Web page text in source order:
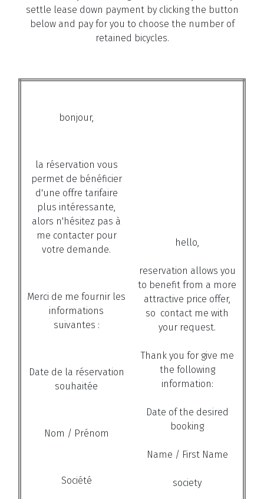
settle lease down payment by clicking the button
below and pay for you to choose the number of
retained bicycles.
bonjour,
la réservation vous
permet de bénéficier
d'une offre tarifaire
plus intéressante,
alors n'hésitez pas à
me contacter pour
votre demande.
Merci de me fournir les
informations
suivantes :
Date de la réservation
souhaitée
Nom / Prénom
Société
hello,
reservation allows you
to benefit from a more
attractive price offer,
so contact me with
your request.
Thank you forgive me
the following
information:
Date of the desired
booking
Name / First Name
society